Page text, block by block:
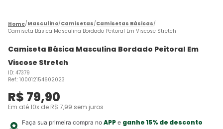
Masculino Camisetas Camisetas Básicas
Camiseta Básica Masculina Bordado Peitoral Em Viscose Stretch
Camiseta Básica Masculina Bordado Peitoral Em
Viscose Stretch
ID: 47379
Ref.: 100012154602023
R$ 79,90
Em até10x de R$ 7,99 sem juros
Faça sua primeira compra no APPe ganhe 15% de desconto